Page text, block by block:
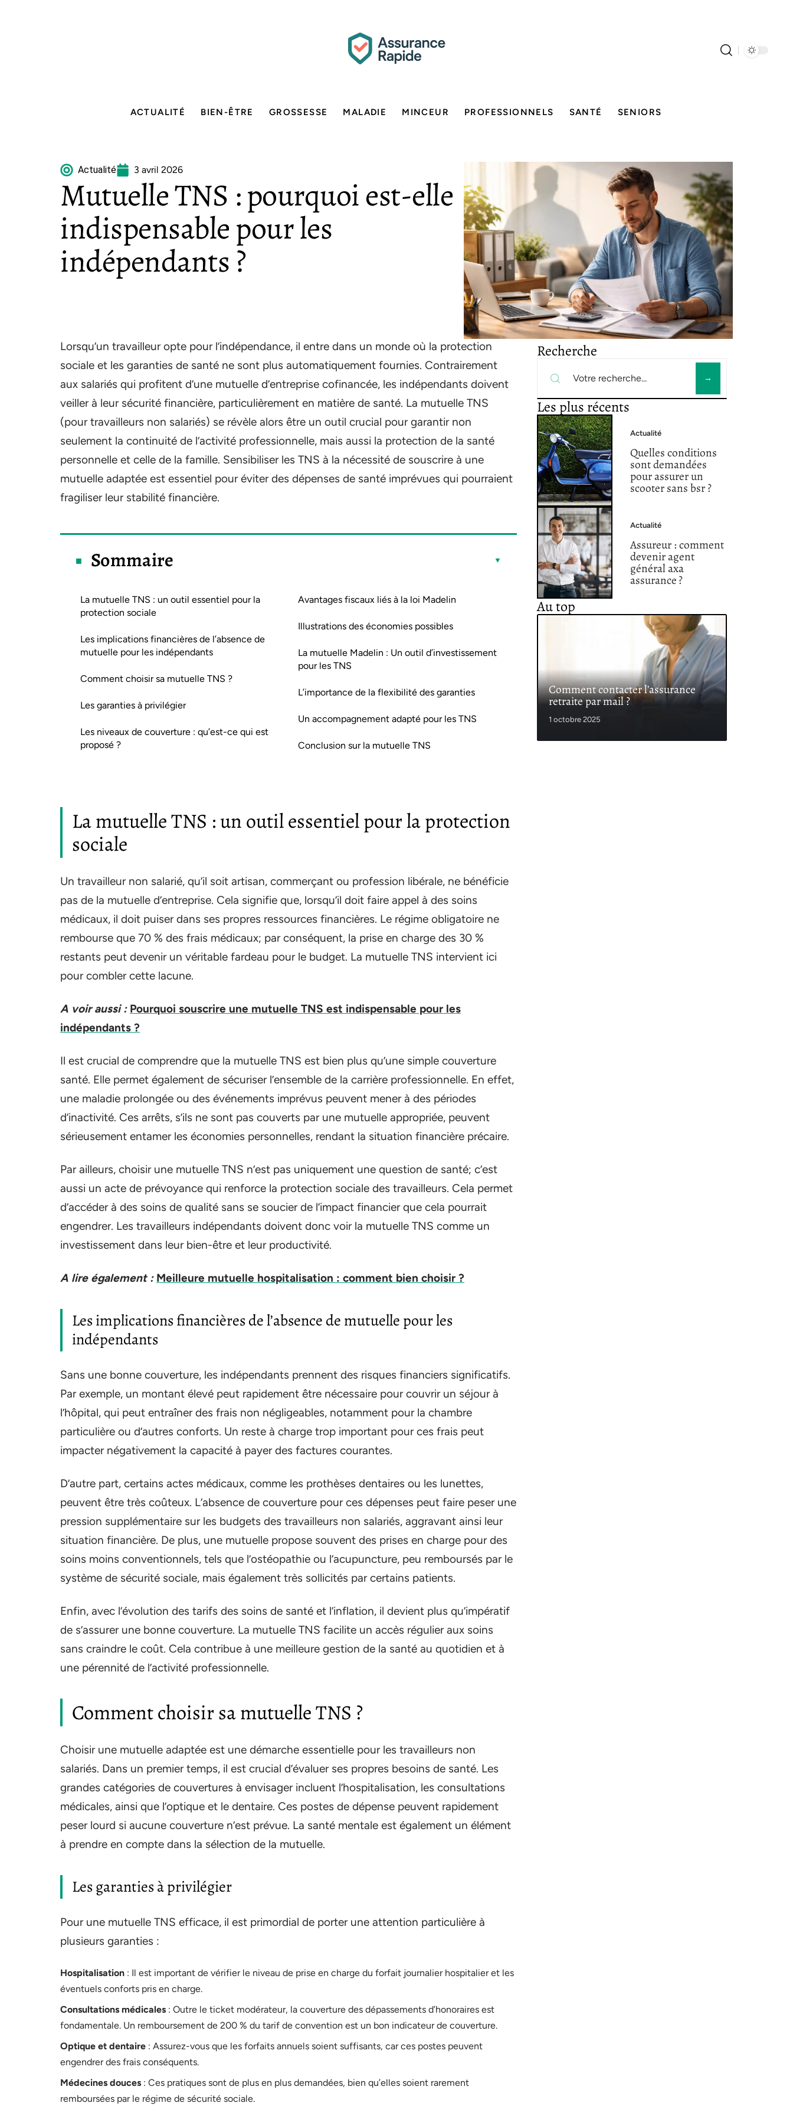
ACTUALITÉ BIEN-ÊTRE GROSSESSE MALADIE MINCEUR PROFESSIONNELS SANTÉ SENIORS
Actualité 3 avril 2026
Mutuelle TNS : pourquoi est-elle
indispensable pour les
indépendants ?
Lorsqu’un travailleur opte pour l’indépendance, il entre dans un monde où la protection
sociale et les garanties de santé ne sont plus automatiquement fournies. Contrairement
aux salariés qui profitent d’une mutuelle d’entreprise cofinancée, les indépendants doivent
veiller à leur sécurité financière, particulièrement en matière de santé. La mutuelle TNS
(pour travailleurs non salariés) se révèle alors être un outil crucial pour garantir non
seulement la continuité de l’activité professionnelle, mais aussi la protection de la santé
personnelle et celle de la famille. Sensibiliser les TNS à la nécessité de souscrire à une
mutuelle adaptée est essentiel pour éviter des dépenses de santé imprévues qui pourraient
fragiliser leur stabilité financière.
Sommaire
La mutuelle TNS : un outil essentiel pour la
protection sociale
Les implications financières de l’absence de
mutuelle pour les indépendants
Comment choisir sa mutuelle TNS ?
Les garanties à privilégier
Les niveaux de couverture : qu’est-ce qui est
proposé ?
Avantages fiscaux liés à la loi Madelin
Illustrations des économies possibles
La mutuelle Madelin : Un outil d’investissement
pour les TNS
L’importance de la flexibilité des garanties
Un accompagnement adapté pour les TNS
Conclusion sur la mutuelle TNS
La mutuelle TNS : un outil essentiel pour la protection
sociale
Un travailleur non salarié, qu’il soit artisan, commerçant ou profession libérale, ne bénéficie
pas de la mutuelle d’entreprise. Cela signifie que, lorsqu’il doit faire appel à des soins
médicaux, il doit puiser dans ses propres ressources financières. Le régime obligatoire ne
rembourse que 70 % des frais médicaux; par conséquent, la prise en charge des 30 %
restants peut devenir un véritable fardeau pour le budget. La mutuelle TNS intervient ici
pour combler cette lacune.
A voir aussi : Pourquoi souscrire une mutuelle TNS est indispensable pour les
indépendants ?
Il est crucial de comprendre que la mutuelle TNS est bien plus qu’une simple couverture
santé. Elle permet également de sécuriser l’ensemble de la carrière professionnelle. En effet,
une maladie prolongée ou des événements imprévus peuvent mener à des périodes
d’inactivité. Ces arrêts, s’ils ne sont pas couverts par une mutuelle appropriée, peuvent
sérieusement entamer les économies personnelles, rendant la situation financière précaire.
Par ailleurs, choisir une mutuelle TNS n’est pas uniquement une question de santé; c’est
aussi un acte de prévoyance qui renforce la protection sociale des travailleurs. Cela permet
d’accéder à des soins de qualité sans se soucier de l’impact financier que cela pourrait
engendrer. Les travailleurs indépendants doivent donc voir la mutuelle TNS comme un
investissement dans leur bien-être et leur productivité.
A lire également : Meilleure mutuelle hospitalisation : comment bien choisir ?
Les implications financières de l’absence de mutuelle pour les
indépendants
Sans une bonne couverture, les indépendants prennent des risques financiers significatifs.
Par exemple, un montant élevé peut rapidement être nécessaire pour couvrir un séjour à
l’hôpital, qui peut entraîner des frais non négligeables, notamment pour la chambre
particulière ou d’autres conforts. Un reste à charge trop important pour ces frais peut
impacter négativement la capacité à payer des factures courantes.
D’autre part, certains actes médicaux, comme les prothèses dentaires ou les lunettes,
peuvent être très coûteux. L’absence de couverture pour ces dépenses peut faire peser une
pression supplémentaire sur les budgets des travailleurs non salariés, aggravant ainsi leur
situation financière. De plus, une mutuelle propose souvent des prises en charge pour des
soins moins conventionnels, tels que l’ostéopathie ou l’acupuncture, peu remboursés par le
système de sécurité sociale, mais également très sollicités par certains patients.
Enfin, avec l’évolution des tarifs des soins de santé et l’inflation, il devient plus qu’impératif
de s’assurer une bonne couverture. La mutuelle TNS facilite un accès régulier aux soins
sans craindre le coût. Cela contribue à une meilleure gestion de la santé au quotidien et à
une pérennité de l’activité professionnelle.
Comment choisir sa mutuelle TNS ?
Choisir une mutuelle adaptée est une démarche essentielle pour les travailleurs non
salariés. Dans un premier temps, il est crucial d’évaluer ses propres besoins de santé. Les
grandes catégories de couvertures à envisager incluent l’hospitalisation, les consultations
médicales, ainsi que l’optique et le dentaire. Ces postes de dépense peuvent rapidement
peser lourd si aucune couverture n’est prévue. La santé mentale est également un élément
à prendre en compte dans la sélection de la mutuelle.
Les garanties à privilégier
Pour une mutuelle TNS efficace, il est primordial de porter une attention particulière à
plusieurs garanties :
Hospitalisation : Il est important de vérifier le niveau de prise en charge du forfait journalier hospitalier et les
éventuels conforts pris en charge.
Consultations médicales : Outre le ticket modérateur, la couverture des dépassements d’honoraires est
fondamentale. Un remboursement de 200 % du tarif de convention est un bon indicateur de couverture.
Optique et dentaire : Assurez-vous que les forfaits annuels soient suffisants, car ces postes peuvent
engendrer des frais conséquents.
Médecines douces : Ces pratiques sont de plus en plus demandées, bien qu’elles soient rarement
remboursées par le régime de sécurité sociale.
Recherche
Les plus récents
Actualité
Quelles conditions
sont demandées
pour assurer un
scooter sans bsr ?
Actualité
Assureur : comment
devenir agent
général axa
assurance ?
Au top
Comment contacter l’assurance
retraite par mail ?
1 octobre 2025